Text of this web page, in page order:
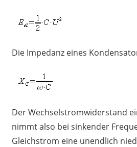
Die Impedanz eines
Der Wechselstromwiderstand
nimmt also bei sinkender
Gleichstrom eine unendlich